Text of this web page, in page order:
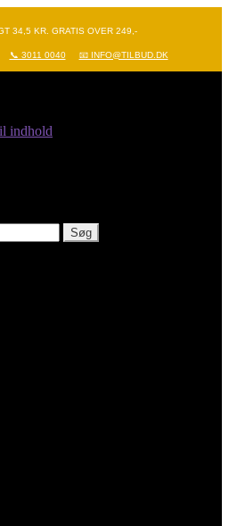
34,5 KR. GRATIS OVER 249,-
📞 3011 0040 📧 INFO@TILBUD.DK
indhold
Søg